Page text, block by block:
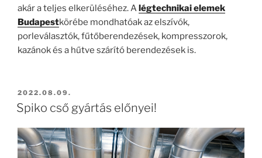
akár a teljes elkerüléséhez. Alégtechnikai elemek
Budapestkörébe mondhatóak az elszívók,
porleválasztók, fűtőberendezések, kompresszorok,
kazánok és a hűtve szárító berendezések is.
BEKÜLDVE:
2022.08.09.
Spiko cső gyártás előnyei!